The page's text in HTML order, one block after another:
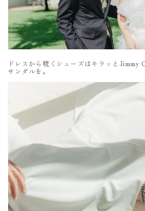
ドレスから覗くシューズはキラッとJimmy
サンダルを。